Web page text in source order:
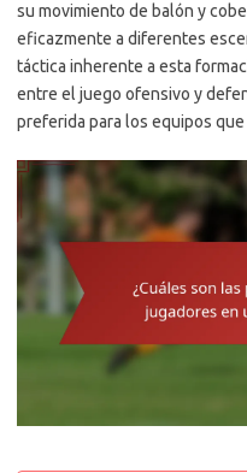
su movimiento de balón y
eficazmente a diferentes
táctica inherente a esta
entre el juego ofensivo y
preferida para los equipos